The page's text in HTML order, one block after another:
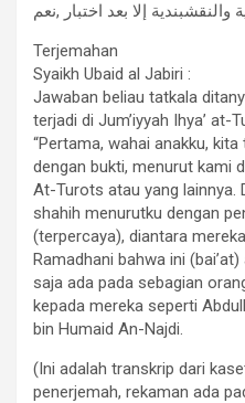
Terjemahan
Syaikh Ubaid al Jabiri :
Jawaban beliau tatkala
terjadi di Jum’iyyah Ihya’ at-
“Pertama, wahai anakku,
dengan bukti, menurut kami
At-Turots atau yang lainnya.
shahih menurutku dengan
(terpercaya), diantara
Ramadhani bahwa ini
saja ada pada sebagian
kepada mereka seperti
bin Humaid An-Najdi.
(Ini adalah transkrip dari
penerjemah, rekaman ada